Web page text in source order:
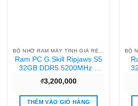
BỘ NHỚ RAM MÁY TÍNH GIÁ RẺ HCM
Ram PC G.Skill Ripjaws S5
32GB DDR5 5200MHz –
hãng
₫3,200,000
THÊM VÀO GIỎ HÀNG